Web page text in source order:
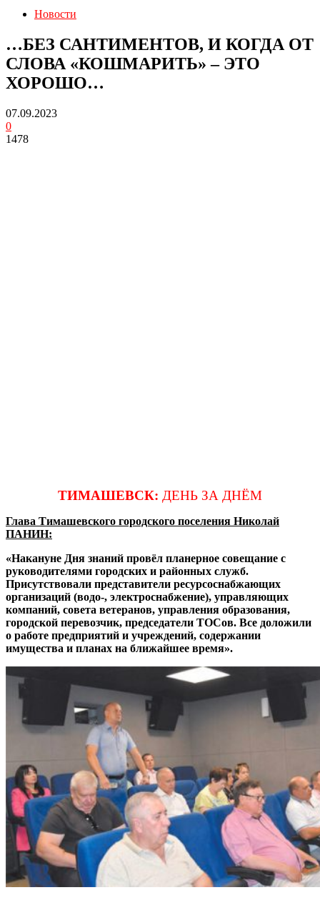
Новости
…БЕЗ САНТИМЕНТОВ, И КОГДА ОТ
СЛОВА «КОШМАРИТЬ» – ЭТО
ХОРОШО…
07.09.2023
0
1478
ТИМАШЕВСК: ДЕНЬ ЗА ДНЁМ
Глава Тимашевского городского поселения Николай
ПАНИН:
«Накануне Дня знаний провёл планерное совещание с
руководителями городских и районных служб.
Присутствовали представители ресурсоснабжающих
организаций (водо-, электроснабжение), управляющих
компаний, совета ветеранов, управления образования,
городской перевозчик, председатели ТОСов. Все доложили
о работе предприятий и учреждений, содержании
имущества и планах на ближайшее время».